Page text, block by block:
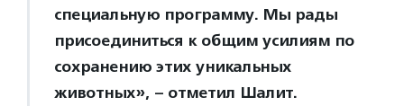
специальную программу. Мы рады
присоединиться к общим усилиям по
сохранению этих уникальных
животных», – отметил Шалит.